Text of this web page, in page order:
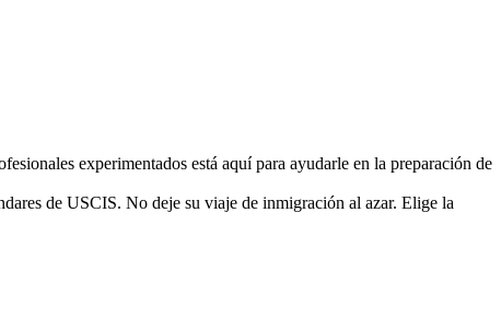
experimentados está aquí para ayudarle en la preparación de
de USCIS. No deje su viaje de inmigración al azar. Elige la